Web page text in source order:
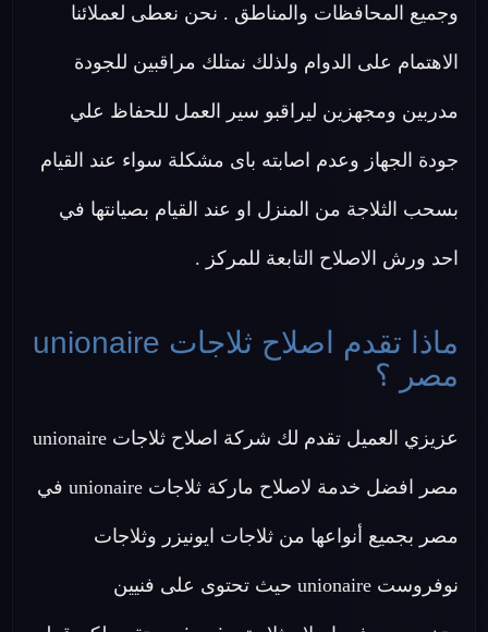
وجميع المحافظات والمناطق . نحن نعطى لعملائنا
الاهتمام على الدوام ولذلك نمتلك مراقبين للجودة
مدربين ومجهزين ليراقبو سير العمل للحفاظ علي
جودة الجهاز وعدم اصابته باى مشكلة سواء عند القيام
بسحب الثلاجة من المنزل او عند القيام بصيانتها في
احد ورش الاصلاح التابعة للمركز .
ماذا تقدم اصلاح ثلاجات unionaire
مصر ؟
عزيزي العميل تقدم لك شركة اصلاح ثلاجات unionaire
مصر افضل خدمة لاصلاح ماركة ثلاجات unionaire في
مصر بجميع أنواعها من ثلاجات ايونيزر وثلاجات
نوفروست unionaire حيث تحتوى على فنيين